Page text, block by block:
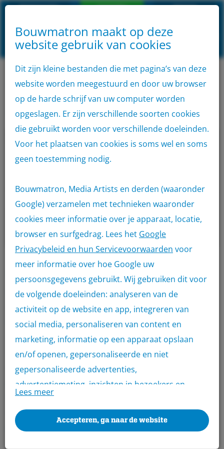
Home
Aanbod
Container
Verhuur
Locaties
App
AANMELDEN
VOLG
ONS
SOCIAL
MEDIA
Algemene
voorwaarden
Privacyverklaring Disclaimer
Home Plaatmateriaal Cementvezelplaat
Cementvezelplaat
Productomschrijving
Ben je op zoek naar cementvezelplaten voor gevels,
vloeren, wanden, dakoverstekken of zelfs voor
brandwerende constructies. Bij Bouwmatron ben je
dan aan het juiste adres. Via Bouwmatron kunnen alle
zakelijke klanten met been KvK nummer hun
cementvezelplaten aanschaffen bij onze aangesloten
groothandels.
Met een uniek toegangsticket kun je jouw
cementvezelplaten afhalen bij de groothandel en
profiteer je van de beste kwaliteit bouwmaterialen én
Bouwmatron maakt op deze
website gebruik van cookies
Dit zijn kleine bestanden die met pagina’s van deze
website worden meegestuurd en door uw browser
op de harde schrijf van uw computer worden
opgeslagen. Er zijn verschillende soorten cookies
die gebruikt worden voor verschillende doeleinden.
Voor het plaatsen van cookies is soms wel en soms
geen toestemming nodig.
Bouwmatron, Media Artists en derden (waaronder
Google) verzamelen met technieken waaronder
cookies meer informatie over je apparaat, locatie,
browser en surfgedrag. Lees het Google
Privacybeleid en hun Servicevoorwaarden voor
meer informatie over hoe Google uw
persoonsgegevens gebruikt. Wij gebruiken dit voor
de volgende doeleinden: analyseren van de
activiteit op de website en app, integreren van
social media, personaliseren van content en
marketing, informatie op een apparaat opslaan
en/of openen, gepersonaliseerde en niet
gepersonaliseerde advertenties,
advertentiemeting, inzichten in bezoekers en
productontwikkeling. Wij kunnen ook uw geolocatie
gegevens gebruiken, indien u hier toestemming
voor geeft.
Lees meer
Accepteren, ga naar de website